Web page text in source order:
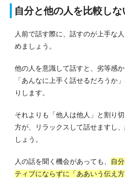
自分と他の人を比較しな
人前で話す際に、話すのが上手な
めましょう。
他の人を意識して話すと、劣等感
「あんなに上手く話せるだろうか
りします。
それよりも「他人は他人」と割り
方が、リラックスして話せますし
しょう。
人の話を聞く機会があっても、
自
ティブにならずに「ああいう伝え